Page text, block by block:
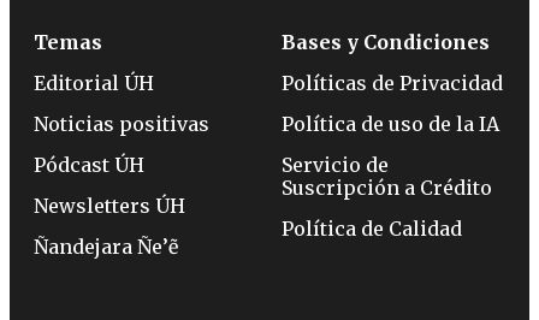
Temas
Editorial ÚH
Noticias positivas
Pódcast ÚH
Newsletters ÚH
Ñandejara Ñe’ẽ
Bases y Condiciones
Políticas de Privacidad
Política de uso de la IA
Servicio de
Suscripción a Crédito
Política de Calidad